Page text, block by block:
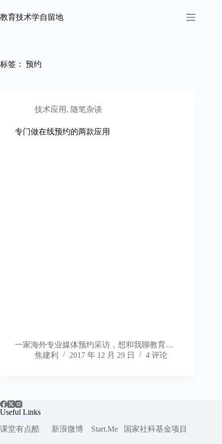
过
教育技术学自留地
标签： 预约
技术应用 , 随笔杂谈
专门做在线预约的两款应用
一家海外专业媒体预约采访，想和我聊教育…
焦建利
2017 年 12 月 29 日 4 评论
Useful Links
课堂有点酷
新浪微博 Start.Me 国家社科基金项目